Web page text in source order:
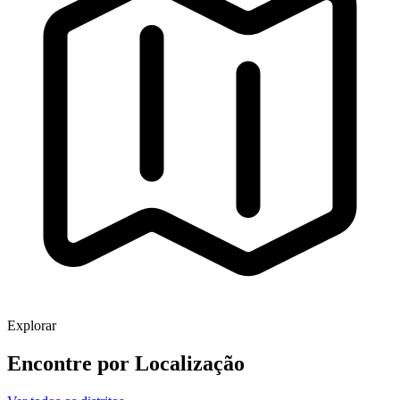
Explorar
Encontre por Localização